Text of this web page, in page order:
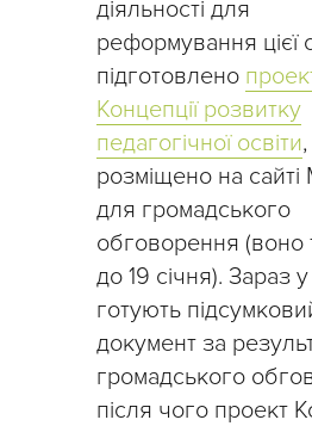
діяльності для
реформування цієї
підготовлено
Концепції розвитку
педагогічної освіти
розміщено на
для громадського
обговорення (воно
до 19 січня). Зараз
готують
документ за
громадського
після чого проект